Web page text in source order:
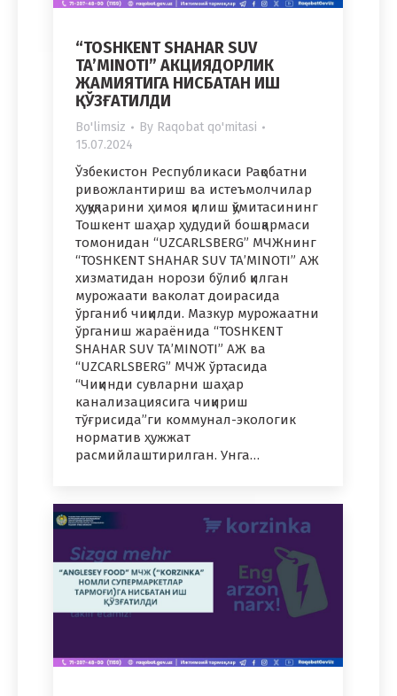
“TOSHKENT SHAHAR SUV
TA’MINOTI” АКЦИЯДОРЛИК
ЖАМИЯТИГА НИСБАТАН ИШ
ҚЎЗҒАТИЛДИ
Bo'limsiz By Raqobat qo'mitasi
15.07.2024
Ўзбекистон Республикаси Рақобатни
ривожлантириш ва истеъмолчилар
ҳуқуқларини ҳимоя қилиш қўмитасининг
Тошкент шаҳар ҳудудий бошқармаси
томонидан “UZCARLSBERG” МЧЖнинг
“TOSHKENT SHAHAR SUV TA’MINOTI” АЖ
хизматидан норози бўлиб қилган
мурожаати ваколат доирасида
ўрганиб чиқилди. Мазкур мурожаатни
ўрганиш жараёнида “TOSHKENT
SHAHAR SUV TA’MINOTI” АЖ ва
“UZCARLSBERG” МЧЖ ўртасида
“Чиқинди сувларни шаҳар
канализациясига чиқириш
тўғрисида”ги коммунал-экологик
норматив ҳужжат
расмийлаштирилган. Унга…